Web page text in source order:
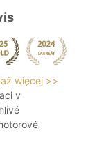
więcej >>
v